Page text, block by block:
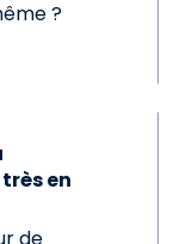
?
en